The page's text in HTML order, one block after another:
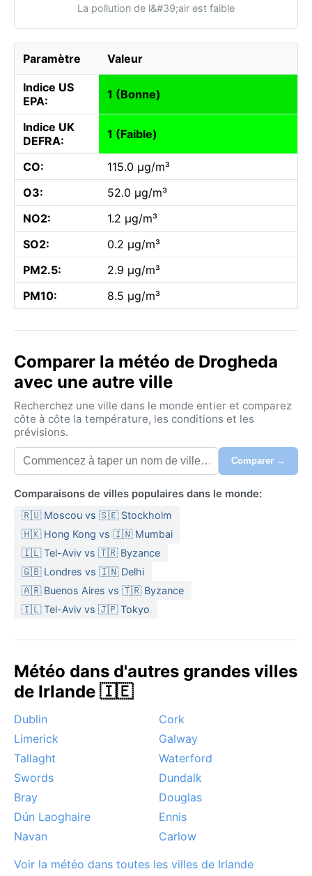
La pollution de l&#39;air est faible
Paramètre Valeur
Indice US
EPA:
1 (Bonne)
Indice UK
DEFRA:
1 (Faible)
CO:
115.0 µg/m³
O3:
52.0 µg/m³
NO2:
1.2 µg/m³
SO2:
0.2 µg/m³
PM2.5:
2.9 µg/m³
PM10:
8.5 µg/m³
Comparer la météo de Drogheda
avec une autre ville
Recherchez une ville dans le monde entier et comparez
côte à côte la température, les conditions et les
prévisions.
Comparer →
Comparaisons de villes populaires dans le monde:
🇷🇺 Moscou vs 🇸🇪 Stockholm
🇭🇰 Hong Kong vs 🇮🇳 Mumbai
🇮🇱 Tel-Aviv vs 🇹🇷 Byzance
🇬🇧 Londres vs 🇮🇳 Delhi
🇦🇷 Buenos Aires vs 🇹🇷 Byzance
🇮🇱 Tel-Aviv vs 🇯🇵 Tokyo
Météo dans d'autres grandes villes
de Irlande 🇮🇪
Dublin
Cork
Limerick
Galway
Tallaght
Waterford
Swords
Dundalk
Bray
Douglas
Dún Laoghaire
Ennis
Navan
Carlow
Voir la météo dans toutes les villes de Irlande